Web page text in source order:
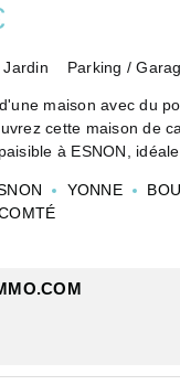
Jardin Parking /
maison avec du
cette maison de
à ESNON, idéale
chambre, et un salon,
YONNE
l'agence